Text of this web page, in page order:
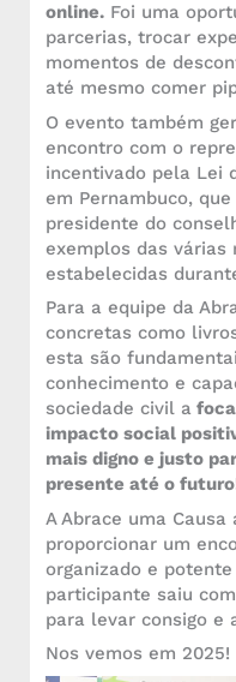
online.Foi uma
parcerias, trocar
momentos de
até mesmo comer
O evento também
encontro com o
incentivado pela Lei
em Pernambuco,
presidente do
exemplos das várias
estabelecidas
Para a equipe da
concretas como
esta são
conhecimento e
sociedade civil a
impacto social
mais digno e justo
presente até o
A Abrace uma Causa
proporcionar um
organizado e
participante saiu
para levar consigo e
Nos vemos em 2025!